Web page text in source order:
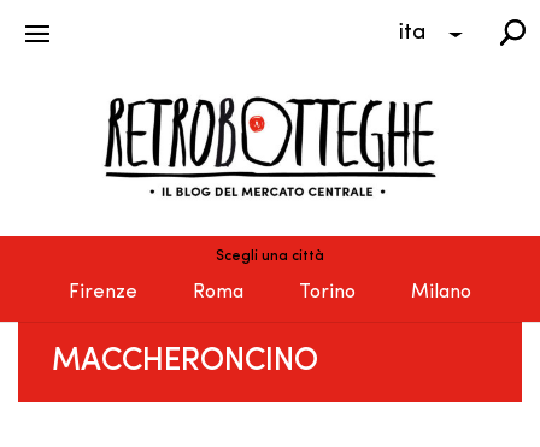
ita
Scegli una città
Firenze Roma Torino Milano
MACCHERONCINO